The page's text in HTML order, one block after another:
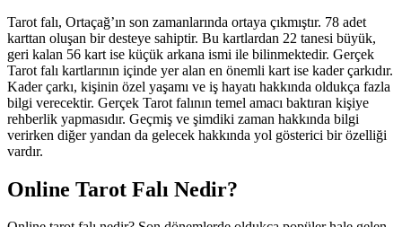
Tarot falı, Ortaçağ’ın son zamanlarında ortaya çıkmıştır. 78 adet
karttan oluşan bir desteye sahiptir. Bu kartlardan 22 tanesi büyük,
geri kalan 56 kart ise küçük arkana ismi ile bilinmektedir. Gerçek
Tarot falı kartlarının içinde yer alan en önemli kart ise kader çarkıdır.
Kader çarkı, kişinin özel yaşamı ve iş hayatı hakkında oldukça fazla
bilgi verecektir. Gerçek Tarot falının temel amacı baktıran kişiye
rehberlik yapmasıdır. Geçmiş ve şimdiki zaman hakkında bilgi
verirken diğer yandan da gelecek hakkında yol gösterici bir özelliği
vardır.
Online Tarot Falı Nedir?